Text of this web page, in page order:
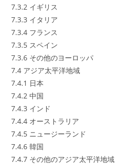
7.3.2 イギリス
7.3.3 イタリア
7.3.4 フランス
7.3.5 スペイン
7.3.6 その他のヨーロッパ
7.4 アジア太平洋地域
7.4.1 日本
7.4.2 中国
7.4.3 インド
7.4.4 オーストラリア
7.4.5 ニュージーランド
7.4.6 韓国
7.4.7 その他のアジア太平洋地域